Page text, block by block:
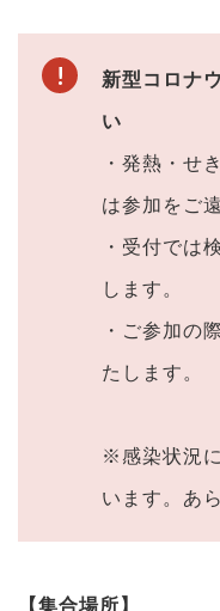
新型コロナ
い
・発熱・せ
は参加をご
・受付では
します。
・ご参加の
たします。
※感染状況
います。あ
【集合場所】